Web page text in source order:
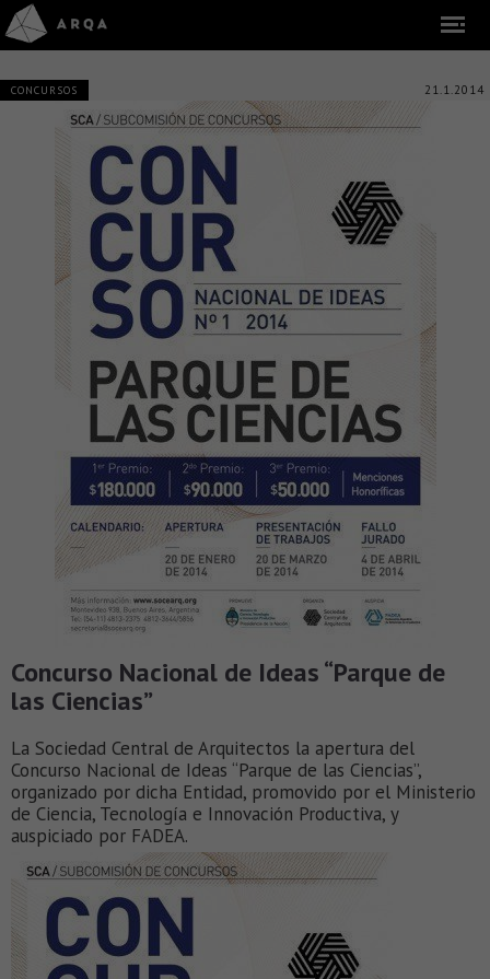
CONCURSOS 21.1.2014
Concurso Nacional de Ideas “Parque de
las Ciencias”
La Sociedad Central de Arquitectos la apertura del
Concurso Nacional de Ideas “Parque de las Ciencias”,
organizado por dicha Entidad, promovido por el Ministerio
de Ciencia, Tecnología e Innovación Productiva, y
auspiciado por FADEA.